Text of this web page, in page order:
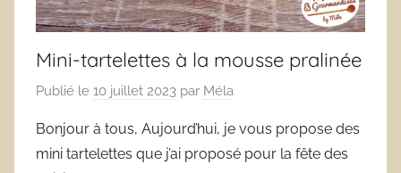
Mini-tartelettes à la mousse pralinée
Publié le 10 juillet 2023 par Méla
Bonjour à tous, Aujourd’hui, je vous propose des
mini tartelettes que j’ai proposé pour la fête des